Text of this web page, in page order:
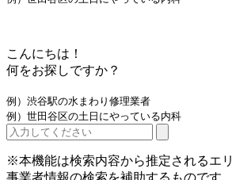
こんにちは！
何をお探しですか？
例）渋谷駅の水まわり修理業者
例）世田谷区の土日にやっている内科
※本機能は検索内容から推定されるエ
事業者情報の検索を補助するものです。